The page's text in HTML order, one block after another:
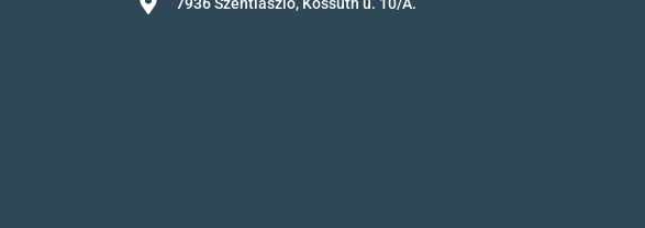
7936 Szentlászló, Kossuth u. 10/A.